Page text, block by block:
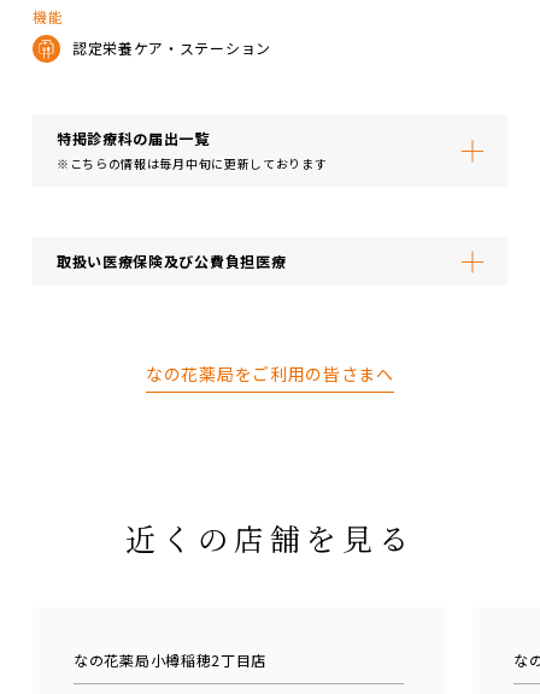
機能
認定栄養ケア・ステーション
特掲診療科の届出⼀覧
※こちらの情報は毎月中旬に更新しております
取扱い医療保険及び公費負担医療
なの花薬局をご利用の皆さまへ
近くの店舗を見る
なの花薬局小樽稲穂2丁目店 な